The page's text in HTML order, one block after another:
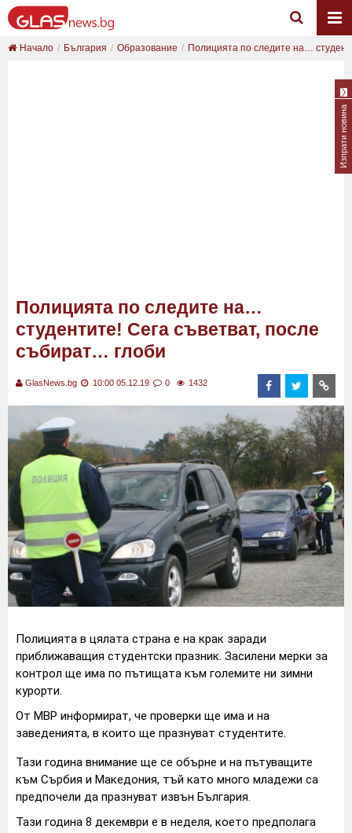
Начало България Образование Полицията по следите на…
Полицията по следите на…
студентите! Сега съветват, после
събират… глоби
GlasNews.bg 10:00 05.12.19 0 1432
Полицията в цялата страна е на крак заради
приближаващия студентски празник. Засилени мерки за
контрол ще има по пътищата към големите ни зимни
курорти.
От МВР информират, че проверки ще има и на
заведенията, в които ще празнуват студентите.
Тази година внимание ще се обърне и на пътуващите
към Сърбия и Македония, тъй като много младежи са
предпочели да празнуват извън България.
Тази година 8 декември е в неделя, което предполага
Изпрати новина